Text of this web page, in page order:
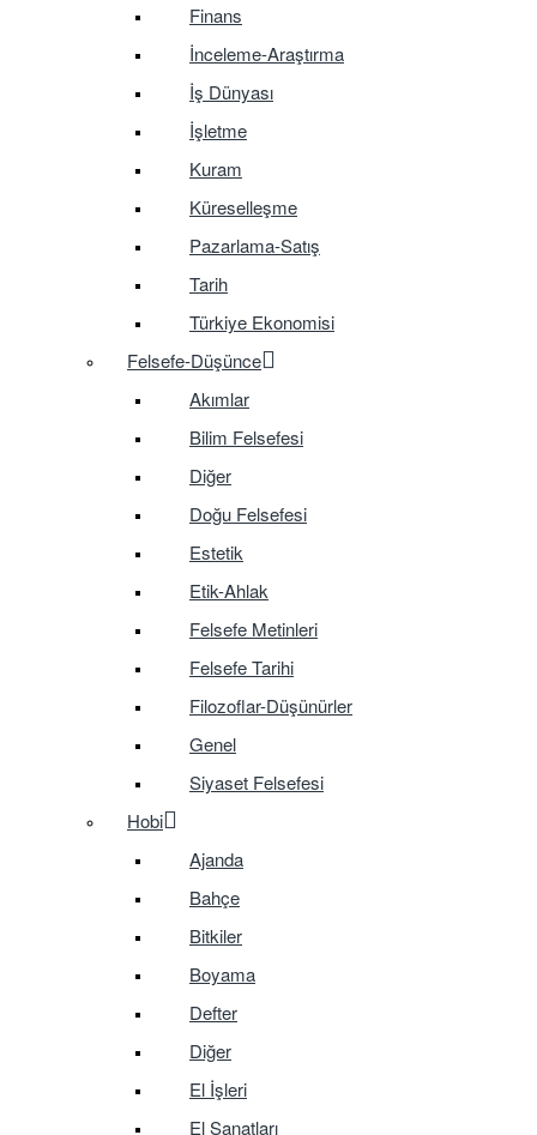
Finans
İnceleme-Araştırma
İş Dünyası
İşletme
Kuram
Küreselleşme
Pazarlama-Satış
Tarih
Türkiye Ekonomisi
Felsefe-Düşünce
Akımlar
Bilim Felsefesi
Diğer
Doğu Felsefesi
Estetik
Etik-Ahlak
Felsefe Metinleri
Felsefe Tarihi
Filozoflar-Düşünürler
Genel
Siyaset Felsefesi
Hobi
Ajanda
Bahçe
Bitkiler
Boyama
Defter
Diğer
El İşleri
El Sanatları